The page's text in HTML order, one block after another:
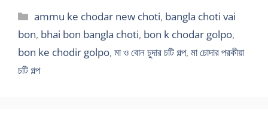
Categories
ammu ke chodar new choti, bangla choti vai
bon, bhai bon bangla choti, bon k chodar golpo,
bon ke chodir golpo, মা ও বোন চুদার চটি গল্প, মা চোদার পরকীয়া
চটি গল্প